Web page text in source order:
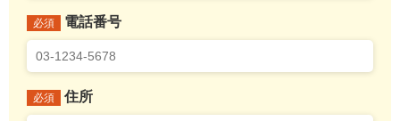
必須 電話番号
必須 住所